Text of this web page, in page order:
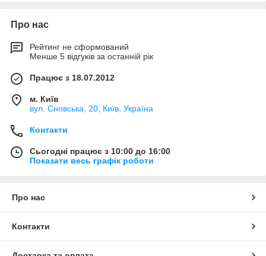
Про нас
Рейтинг не сформований
Менше 5 відгуків за останній рік
Працює з 18.07.2012
м. Київ
вул. Сновська, 20, Київ, Україна
Контакти
Сьогодні працює з 10:00 до 16:00
Показати весь графік роботи
Про нас
Контакти